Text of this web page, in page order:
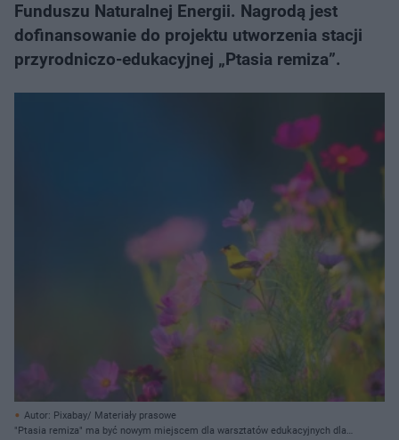
Funduszu Naturalnej Energii. Nagrodą jest
dofinansowanie do projektu utworzenia stacji
przyrodniczo-edukacyjnej „Ptasia remiza”.
Autor: Pixabay/ Materiały prasowe
"Ptasia remiza" ma być nowym miejscem dla warsztatów edukacyjnych dla